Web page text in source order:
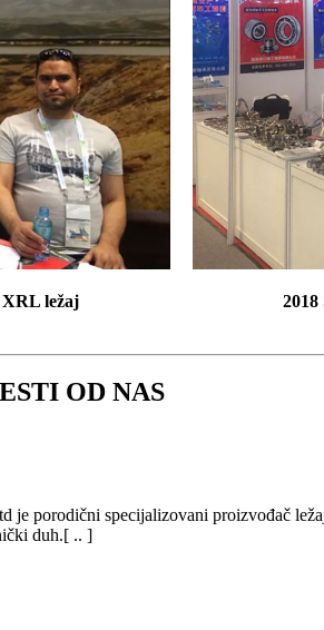
XRL ležaj
OD NAS
je porodični specijalizovani proizvođač
duh.[ .. ]